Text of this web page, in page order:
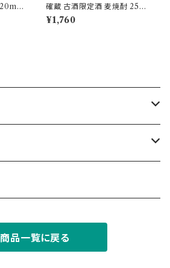
確蔵 古酒限定酒 麦焼酎 25度
720ml【重家酒造】
¥1,760
商品一覧に戻る